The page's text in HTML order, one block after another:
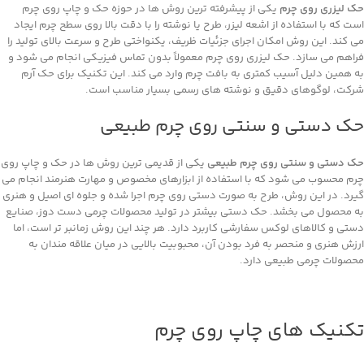
حک لیزری روی چرم یکی از پیشرفته‌ ترین روش‌ ها در حوزه حک و چاپ روی چرم
است که با استفاده از اشعه لیزر، طرح یا نوشته را با دقت بالا روی سطح چرم ایجاد
می ‌کند. این روش امکان اجرای جزئیات ظریف، یکنواختی طرح و سرعت بالای تولید را
فراهم می ‌سازد. حک لیزری روی چرم معمولاً بدون تماس فیزیکی انجام می ‌شود و
به همین دلیل آسیب کمتری به بافت چرم وارد می‌ کند. این تکنیک برای حک آرم
شرکت، لوگوهای دقیق و نوشته‌ های رسمی بسیار مناسب است.
حک دستی و سنتی روی چرم طبیعی
حک دستی و سنتی روی چرم طبیعی یکی از قدیمی ‌ترین روش‌ ها در حک و چاپ روی
چرم محسوب می‌ شود که با استفاده از ابزارهای مخصوص و مهارت هنرمند انجام می
‌گیرد. در این روش، طرح به‌ صورت دستی روی چرم اجرا شده و جلوه ‌ای اصیل و هنری
به محصول می‌ بخشد. حک دستی بیشتر در تولید محصولات چرمی دست ‌دوز، صنایع
دستی و کالاهای لوکس سفارشی کاربرد دارد. هر چند این روش زمانبر تر است، اما
ارزش هنری و منحصر به‌ فرد بودن آن، محبوبیت بالایی در میان علاقه ‌مندان به
محصولات چرمی طبیعی دارد.
تکنیک‌ های چاپ روی چرم